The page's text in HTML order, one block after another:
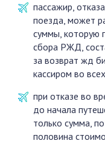
пассажир,
поезда, может
суммы, которую
сбора РЖД,
за возврат жд
кассиром во
при отказе во
до начала
только сумма,
половина